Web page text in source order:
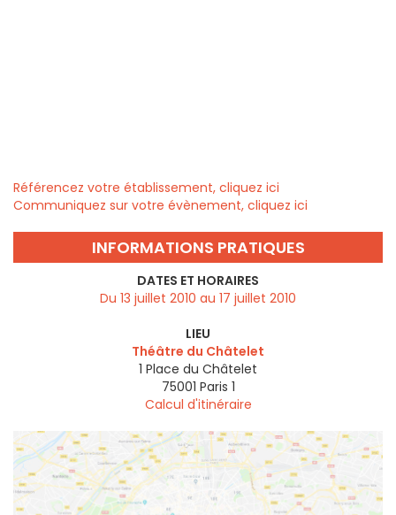
Référencez votre établissement, cliquez ici
Communiquez sur votre évènement, cliquez ici
INFORMATIONS PRATIQUES
DATES ET HORAIRES
Du 13 juillet 2010 au 17 juillet 2010
LIEU
Théâtre du Châtelet
1 Place du Châtelet
75001 Paris 1
Calcul d'itinéraire